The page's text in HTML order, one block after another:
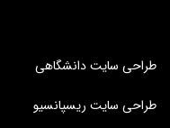
طراحی سایت دانشگاهی
طراحی سایت ریسپانسیو